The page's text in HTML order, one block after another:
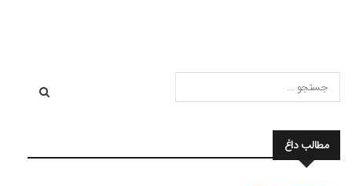
مطالب داغ